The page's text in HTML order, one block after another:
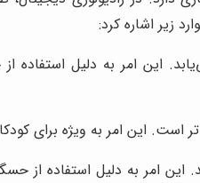
زیر اشاره کرد:
این امر به دلیل
است. این امر به ویژه برای
این امر به دلیل استفاده از